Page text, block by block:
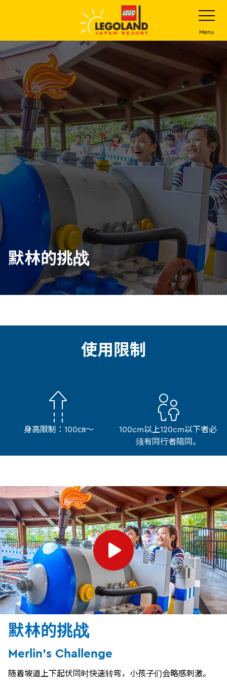
主
要
容
打
开
网
站
菜
单
Menu
默林的挑战
使用限制
身高限制：100㎝～
100cm以上120cm以下者必
须有同行者陪同。
默林的挑战
Merlin's Challenge
随着坡道上下起伏同时快速转弯，小孩子们会略感刺激。